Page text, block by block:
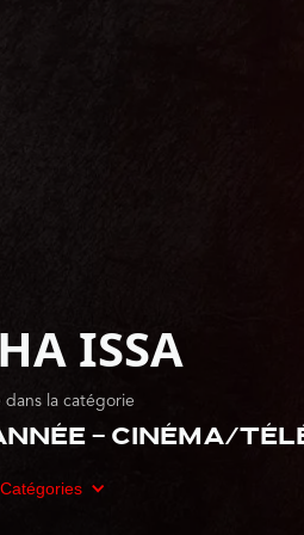
ISSA
dans la catégorie
- Cinéma/télé